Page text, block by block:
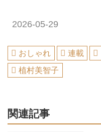
2026-05-29
おしゃれ 連載
植村美智子
関連記事